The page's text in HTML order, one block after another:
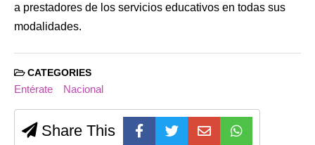
a prestadores de los servicios educativos en todas sus
modalidades.
CATEGORIES
Entérate Nacional
Share This